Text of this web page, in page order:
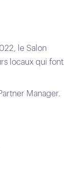
le Salon
locaux qui font
Manager.